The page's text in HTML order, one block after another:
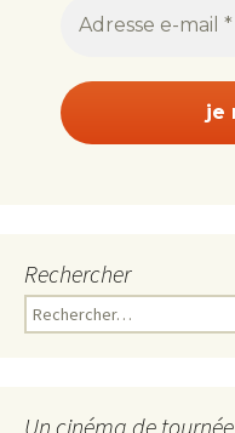
Rechercher
Rechercher :
Un cinéma de tournée